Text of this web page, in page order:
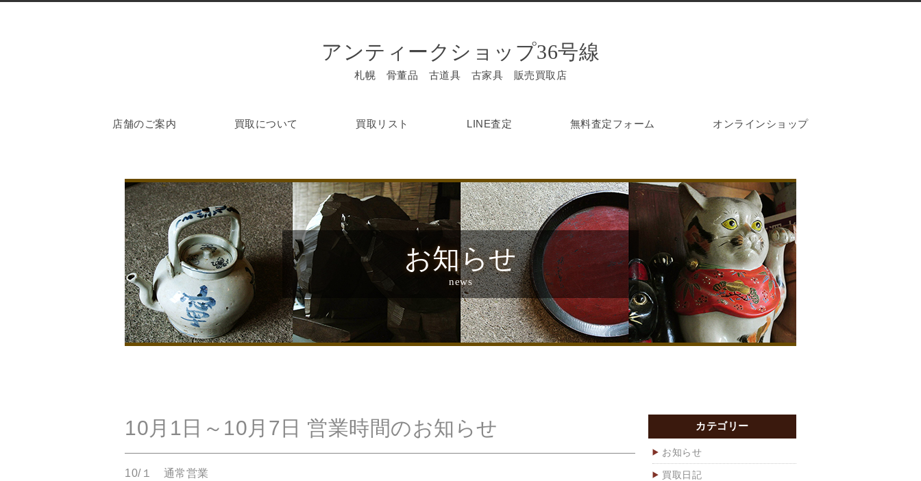
アンティークショップ36号線
札幌 骨董品 古道具 古家具 販売買取店
店舗のご案内 買取について 買取リスト LINE査定 無料査定フォーム オンラインショップ
お知らせ
news
10月1日～10月7日 営業時間のお知らせ
10/１ 通常営業
カテゴリー
お知らせ
買取日記